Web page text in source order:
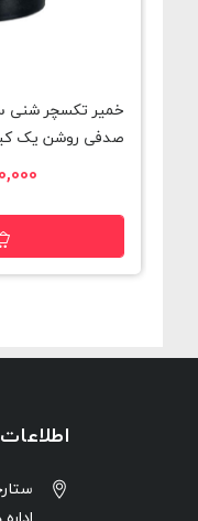
خمیر تکسچر شنی
صدفی روشن یک